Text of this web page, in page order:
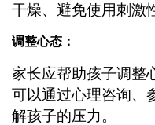
干燥、避免使用刺激
调整心态：
家长应帮助孩子调整
可以通过心理咨询、
解孩子的压力。